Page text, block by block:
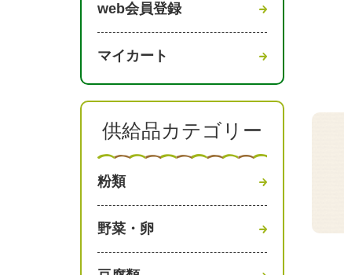
web会員登録
マイカート
供給品カテゴリー
粉類
野菜・卵